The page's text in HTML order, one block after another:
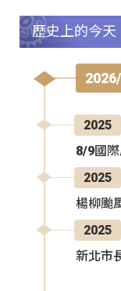
歷史上的今天
2025
8/9國
2025
楊柳颱
2025
新北市